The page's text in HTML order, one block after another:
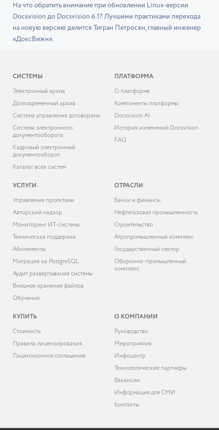
На что обратить внимание при обновлении Linux-версии
Docsvision до Docsvision 6.1? Лучшими практиками перехода
на новую версию делится Тигран Петросян, главный инженер
«ДоксВижн».
СИСТЕМЫ
Электронный архив
Долговременный архив
Система управления договорами
Система электронного
документооборота
Кадровый электронный
документооборот
Каталог всех систем
ПЛАТФОРМА
О платформе
Компоненты платформы
Docsvision AI
История изменений Docsvision
FAQ
УСЛУГИ
Управление проектами
Авторский надзор
Мониторинг ИТ-системы
Техническая поддержка
Абонементы
Миграция на PostgreSQL
Аудит развёртывания системы
Внешнее хранение файлов
Обучение
ОТРАСЛИ
Банки и финансы
Нефтегазовая промышленность
Строительство
Агропромышленный комплекс
Государственный сектор
Оборонно-промышленный
комплекс
КУПИТЬ
Cтоимость
Правила лицензирования
Лицензионное соглашение
О КОМПАНИИ
Руководство
Мероприятия
Инфоцентр
Технологические партнёры
Вакансии
Информация для СМИ
Контакты